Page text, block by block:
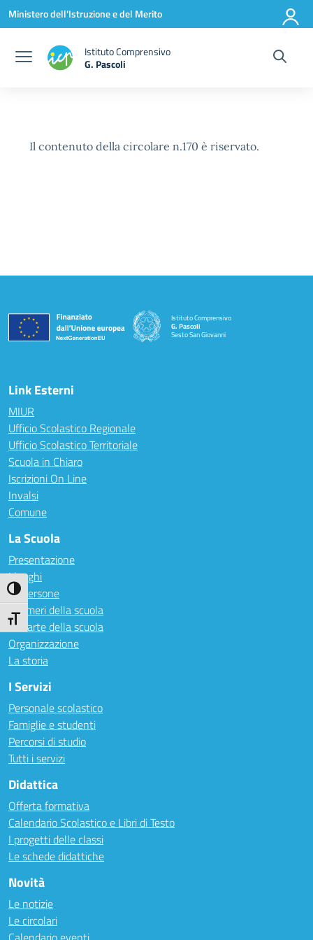
Attiva/disattiva alto contrasto
Attiva/disattiva dimensione testo
Vai ai contenuti
Vai al menu di navigazione
Vai al footer
Ministero dell'Istruzione e del Merito
Istituto Comprensivo
G. Pascoli
Il contenuto della circolare n.170 è riservato.
Istituto Comprensivo
G. Pascoli
Sesto San Giovanni
Link Esterni
MIUR
Ufficio Scolastico Regionale
Ufficio Scolastico Territoriale
Scuola in Chiaro
Iscrizioni On Line
Invalsi
Comune
La Scuola
Presentazione
I luoghi
Le persone
I numeri della scuola
Le carte della scuola
Organizzazione
La storia
I Servizi
Personale scolastico
Famiglie e studenti
Percorsi di studio
Tutti i servizi
Didattica
Offerta formativa
Calendario Scolastico e Libri di Testo
I progetti delle classi
Le schede didattiche
Novità
Le notizie
Le circolari